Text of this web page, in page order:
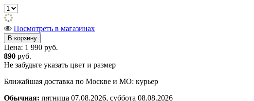
Посмотреть в магазинах
Цена: 1 990 руб.
890 руб.
Не забудьте указать цвет и размер
Ближайшая доставка по Москве и МО: курьер
Обычная: пятница 07.08.2026, суббота 08.08.2026